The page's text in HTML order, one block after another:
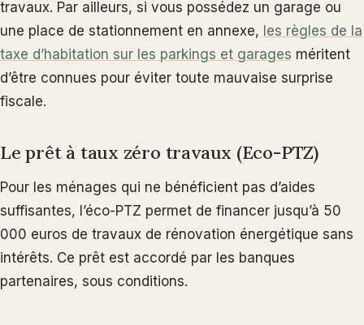
travaux. Par ailleurs, si vous possédez un garage ou
une place de stationnement en annexe, les règles de la
taxe d’habitation sur les parkings et garages méritent
d’être connues pour éviter toute mauvaise surprise
fiscale.
Le prêt à taux zéro travaux (Eco-PTZ)
Pour les ménages qui ne bénéficient pas d’aides
suffisantes, l’éco-PTZ permet de financer jusqu’à 50
000 euros de travaux de rénovation énergétique sans
intérêts. Ce prêt est accordé par les banques
partenaires, sous conditions.